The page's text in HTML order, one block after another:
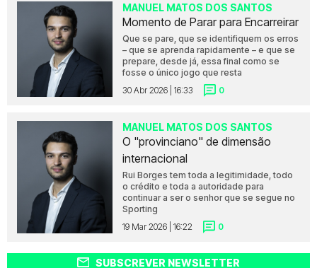
MANUEL MATOS DOS SANTOS
Momento de Parar para Encarreirar
Que se pare, que se identifiquem os erros
– que se aprenda rapidamente – e que se
prepare, desde já, essa final como se
fosse o único jogo que resta
30 Abr 2026 | 16:33
0
MANUEL MATOS DOS SANTOS
O "provinciano" de dimensão
internacional
Rui Borges tem toda a legitimidade, todo
o crédito e toda a autoridade para
continuar a ser o senhor que se segue no
Sporting
19 Mar 2026 | 16:22
0
SUBSCREVER NEWSLETTER